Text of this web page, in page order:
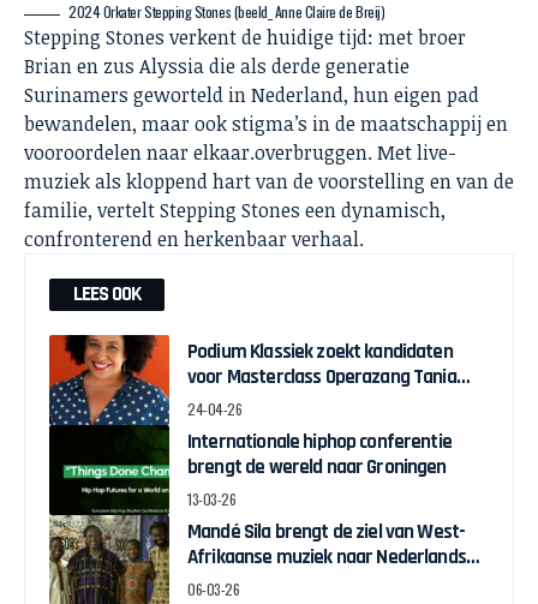
2024 Orkater Stepping Stones (beeld_ Anne Claire de Breij)
Stepping Stones verkent de huidige tijd: met broer
Brian en zus Alyssia die als derde generatie
Surinamers geworteld in Nederland, hun eigen pad
bewandelen, maar ook stigma’s in de maatschappij en
vooroordelen naar elkaar.overbruggen. Met live-
muziek als kloppend hart van de voorstelling en van de
familie, vertelt Stepping Stones een dynamisch,
confronterend en herkenbaar verhaal.
LEES OOK
Podium Klassiek zoekt kandidaten
voor Masterclass Operazang Tania
Kross
24-04-26
Internationale hiphop conferentie
brengt de wereld naar Groningen
13-03-26
Mandé Sila brengt de ziel van West-
Afrikaanse muziek naar Nederlands
podium
06-03-26